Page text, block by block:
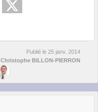
Publié le 25 janv. 2014
Christophe BILLON-PIERRON